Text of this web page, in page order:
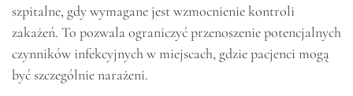
szpitalne, gdy wymagane jest wzmocnienie kontroli
zakażeń. To pozwala ograniczyć przenoszenie potencjalnych
czynników infekcyjnych w miejscach, gdzie pacjenci mogą
być szczególnie narażeni.